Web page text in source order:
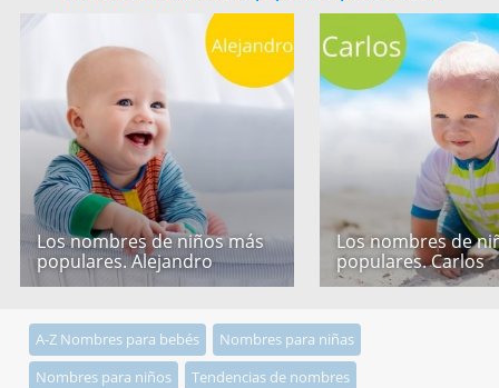
Los nombres de niños más
populares. Alejandro
Los nombres de
populares. Carlos
A-Z Nombres para bebés
Nombres para niñas
Nombres para niños
Tendencias de nombres